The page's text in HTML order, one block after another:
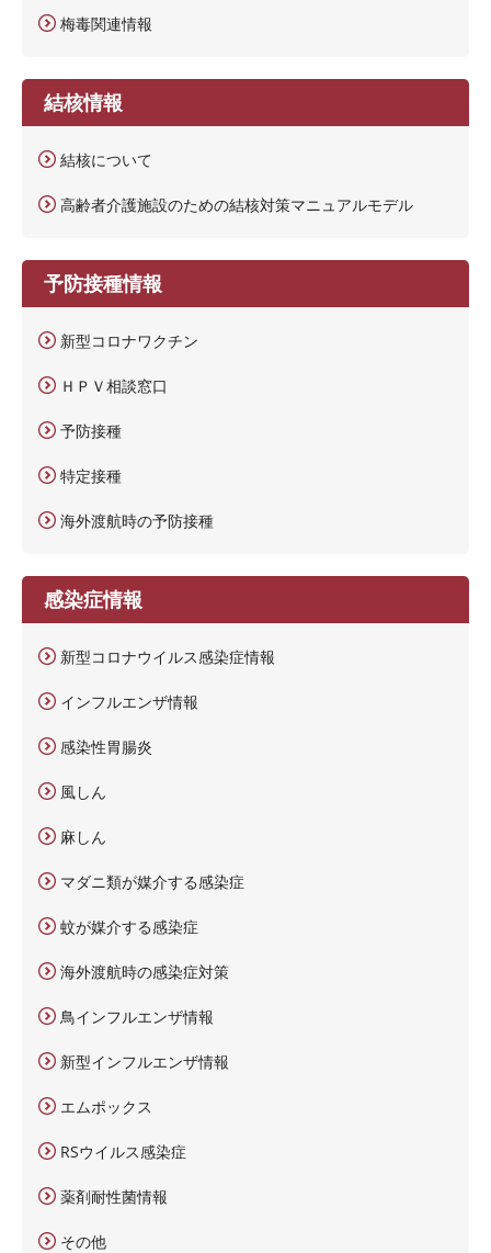
梅毒関連情報
結核情報
結核について
高齢者介護施設のための結核対策マニュアルモデル
予防接種情報
新型コロナワクチン
ＨＰＶ相談窓口
予防接種
特定接種
海外渡航時の予防接種
感染症情報
新型コロナウイルス感染症情報
インフルエンザ情報
感染性胃腸炎
風しん
麻しん
マダニ類が媒介する感染症
蚊が媒介する感染症
海外渡航時の感染症対策
鳥インフルエンザ情報
新型インフルエンザ情報
エムポックス
RSウイルス感染症
薬剤耐性菌情報
その他